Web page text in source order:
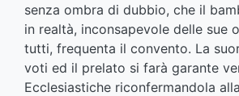
senza ombra di dubbio, che il
in realtà, inconsapevole delle sue
tutti, frequenta il convento. La
voti ed il prelato si farà garante
Ecclesiastiche riconfermandola